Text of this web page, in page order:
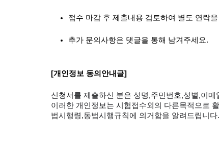
접수 마감 후 제출내용 검토하여 별도 연락
추가 문의사항은 댓글을 통해 남겨주세요.
[개인정보 동의안내글]
신청서를 제출하신 분은 성명,주민번호,성별,이
이러한 개인정보는 시험접수외의 다른목적으로
법시행령,동법시행규칙에 의거함을 알려드립니다.